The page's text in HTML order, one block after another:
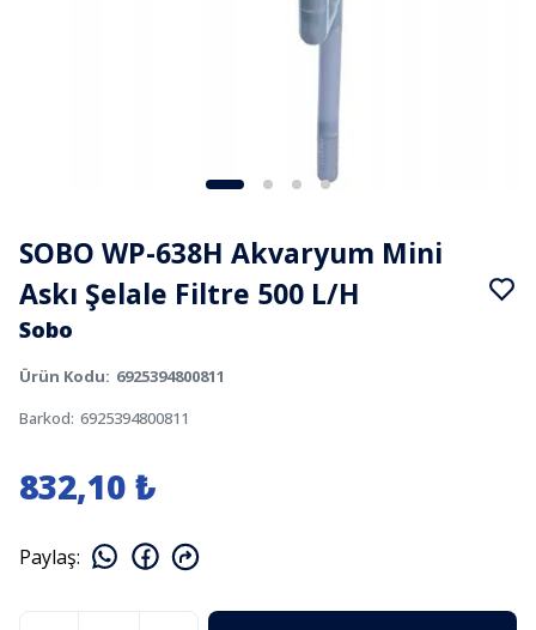
SOBO WP-638H Akvaryum Mini
Askı Şelale Filtre 500 L/H
Sobo
Ürün Kodu: 6925394800811
Barkod: 6925394800811
832,10 ₺
Paylaş: